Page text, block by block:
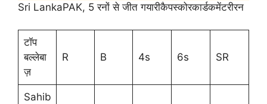
Sri LankaPAK, 5 रनों से जीत गयारीकैपस्कोरकार्डकमेंटरीरन
टॉप
बल्लेबा
ज़
R B 4s 6s SR
Sahib